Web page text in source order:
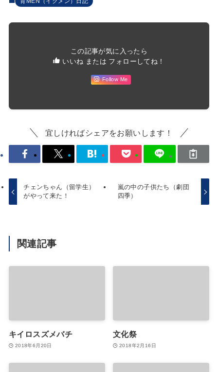
この記事が気に入ったら
いいね または フォローしてね！
Follow Me
宜しければシェアをお願いします！
チェンちゃん（留学生）
がやって来た！
嵐の中の子供たち（劇団
四季）
関連記事
キイロスズメバチ
2018年6月20日
文化祭
2018年2月16日